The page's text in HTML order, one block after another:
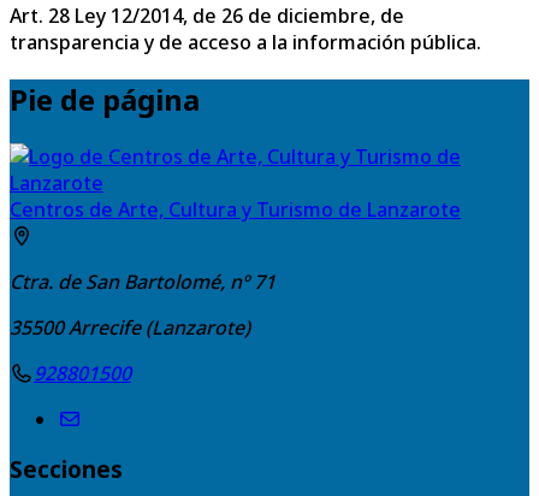
Art. 28 Ley 12/2014, de 26 de diciembre, de
transparencia y de acceso a la información pública.
Pie de página
Centros de Arte, Cultura y Turismo de Lanzarote
Ctra. de San Bartolomé, nº 71
35500Arrecife (Lanzarote)
928801500
Secciones